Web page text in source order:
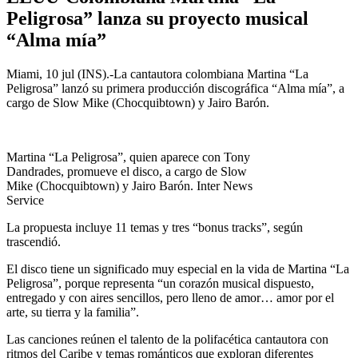
Peligrosa” lanza su proyecto musical
“Alma mía”
Miami, 10 jul (INS).-La cantautora colombiana Martina “La
Peligrosa” lanzó su primera producción discográfica “Alma mía”, a
cargo de Slow Mike (Chocquibtown) y Jairo Barón.
Martina “La Peligrosa”, quien aparece con Tony
Dandrades, promueve el disco, a cargo de Slow
Mike (Chocquibtown) y Jairo Barón. Inter News
Service
La propuesta incluye 11 temas y tres “bonus tracks”, según
trascendió.
El disco tiene un significado muy especial en la vida de Martina “La
Peligrosa”, porque representa “un corazón musical dispuesto,
entregado y con aires sencillos, pero lleno de amor… amor por el
arte, su tierra y la familia”.
Las canciones reúnen el talento de la polifacética cantautora con
ritmos del Caribe y temas románticos que exploran diferentes